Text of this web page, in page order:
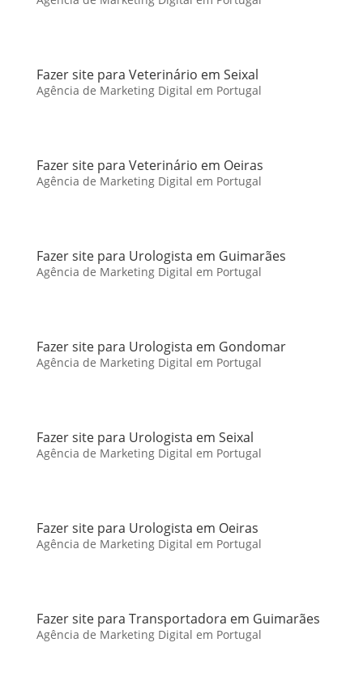
Fazer site para Veterinário em Seixal
Agência de Marketing Digital em Portugal
Fazer site para Veterinário em Oeiras
Agência de Marketing Digital em Portugal
Fazer site para Urologista em Guimarães
Agência de Marketing Digital em Portugal
Fazer site para Urologista em Gondomar
Agência de Marketing Digital em Portugal
Fazer site para Urologista em Seixal
Agência de Marketing Digital em Portugal
Fazer site para Urologista em Oeiras
Agência de Marketing Digital em Portugal
Fazer site para Transportadora em Guimarães
Agência de Marketing Digital em Portugal